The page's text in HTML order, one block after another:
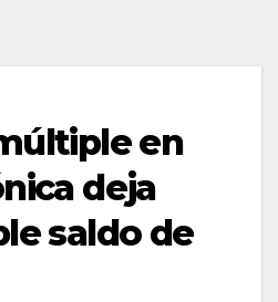
en
deja
saldo de